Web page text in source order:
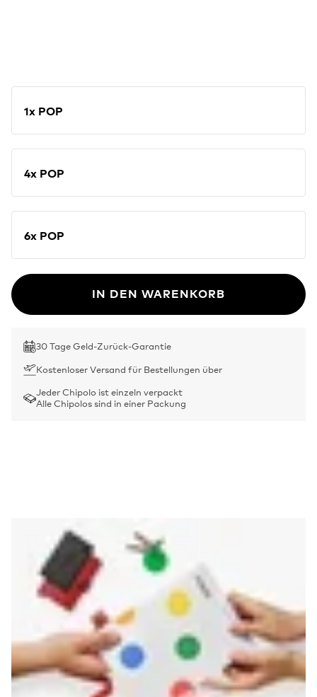
1x POP
4x POP
6x POP
IN DEN WARENKORB
30 Tage Geld-Zurück-Garantie
Kostenloser Versand für Bestellungen über
Jeder Chipolo ist einzeln verpackt
Alle Chipolos sind in einer Packung